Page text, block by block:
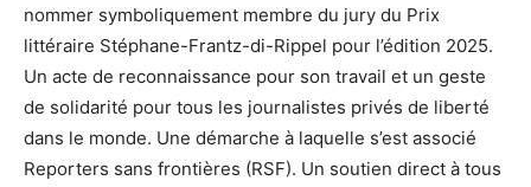
nommer symboliquement membre du jury du Prix
littéraire Stéphane-Frantz-di-Rippel pour l’édition 2025.
Un acte de reconnaissance pour son travail et un geste
de solidarité pour tous les journalistes privés de liberté
dans le monde. Une démarche à laquelle s’est associé
Reporters sans frontières (RSF). Un soutien direct à tous